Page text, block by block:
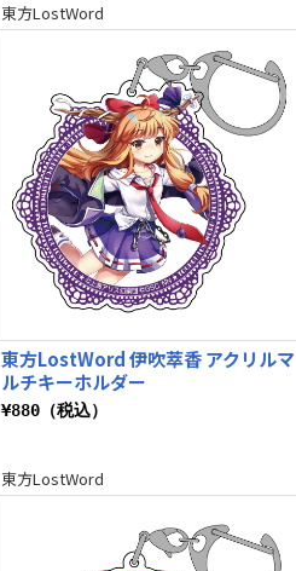
東方LostWord
東方LostWord 伊吹萃香 アクリルマ
ルチキーホルダー
¥880（税込）
東方LostWord